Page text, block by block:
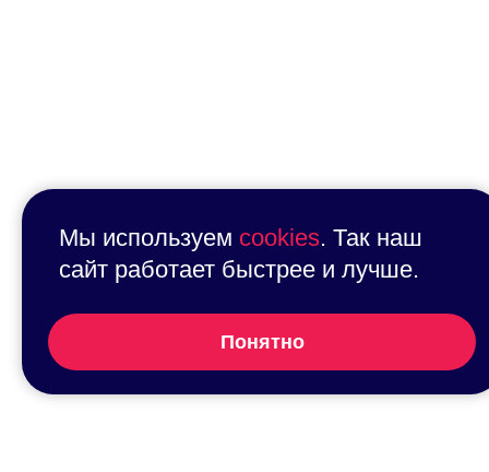
Мы используем cookies. Так наш
сайт работает быстрее и лучше.
Понятно